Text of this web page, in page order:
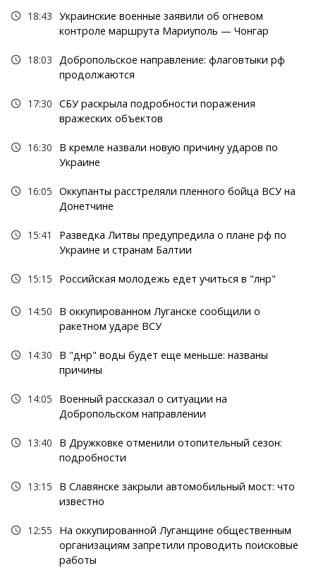
18:43 Украинские военные заявили об огневом
контроле маршрута Мариуполь — Чонгар
18:03 Добропольское направление: флаговтыки рф
продолжаются
17:30 СБУ раскрыла подробности поражения
вражеских объектов
16:30
В кремле назвали новую причину ударов по
Украине
16:05 Оккупанты расстреляли пленного бойца ВСУ на
Донетчине
15:41
Разведка Литвы предупредила о плане рф по
Украине и странам Балтии
15:15 Российская молодежь едет учиться в "лнр"
14:50
В оккупированном Луганске сообщили о
ракетном ударе ВСУ
14:30
В "днр" воды будет еще меньше: названы
причины
14:05
Военный рассказал о ситуации на
Добропольском направлении
13:40
В Дружковке отменили отопительный сезон:
подробности
13:15
В Славянске закрыли автомобильный мост: что
известно
12:55
На оккупированной Луганщине общественным
организациям запретили проводить поисковые
работы